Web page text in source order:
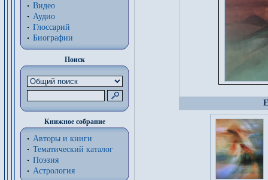
Видео
Аудио
Глоссарий
Биографии
Поиск
Книжное собрание
Авторы и книги
Тематический каталог
Поэзия
Астрология